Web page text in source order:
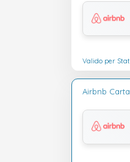
Valido per
Airbnb